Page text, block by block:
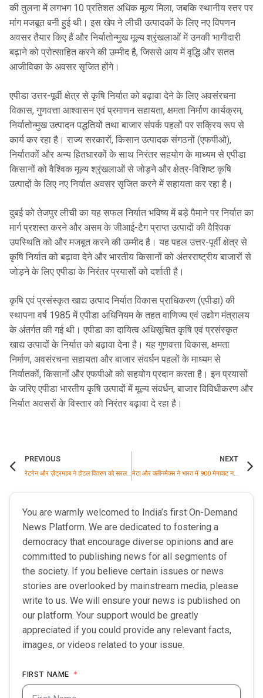
की तुलना में लगभग 10 प्रतिशत अधिक मूल्य मिला, जबकि स्थानीय स्तर पर
मांग मजबूत बनी हुई थी। इस खेप ने लीची उत्पादकों के लिए नए विपणन
अवसर तैयार किए हैं और निर्यातोन्मुख मूल्य श्रृंखलाओं में उनकी भागीदारी
बढ़ाने को प्रोत्साहित करने की उम्मीद है, जिससे आय में वृद्धि और सतत
आजीविका के अवसर सृजित होंगे।
एपीडा उत्तर-पूर्वी क्षेत्र से कृषि निर्यात को बढ़ावा देने के लिए अवसंरचना
विकास, गुणवत्ता आश्वासन एवं प्रमाणन सहायता, क्षमता निर्माण कार्यक्रम,
निर्यातोन्मुख उत्पादन पद्धतियों तथा बाजार संपर्क पहलों पर सक्रिय रूप से
कार्य कर रहा है। राज्य सरकारों, किसान उत्पादक संगठनों (एफपीओ),
निर्यातकों और अन्य हितधारकों के साथ निरंतर सहयोग के माध्यम से एपीडा
किसानों को वैश्विक मूल्य श्रृंखलाओं से जोड़ने और क्षेत्र-विशिष्ट कृषि
उत्पादों के लिए नए निर्यात अवसर सृजित करने में सहायता कर रहा है।
दुबई को तेजपुर लीची का यह सफल निर्यात भविष्य में बड़े पैमाने पर निर्यात का
मार्ग प्रशस्त करने और असम के जीआई-टैग प्राप्त उत्पादों की वैश्विक
उपस्थिति को और मजबूत करने की उम्मीद है। यह पहल उत्तर-पूर्वी क्षेत्र से
कृषि निर्यात को बढ़ावा देने और भारतीय किसानों को अंतरराष्ट्रीय बाजारों से
जोड़ने के लिए एपीडा के निरंतर प्रयासों को दर्शाती है।
कृषि एवं प्रसंस्कृत खाद्य उत्पाद निर्यात विकास प्राधिकरण (एपीडा) की
स्थापना वर्ष 1985 में एपीडा अधिनियम के तहत वाणिज्य एवं उद्योग मंत्रालय
के अंतर्गत की गई थी। एपीडा का दायित्व अधिसूचित कृषि एवं प्रसंस्कृत
खाद्य उत्पादों के निर्यात को बढ़ावा देना है। यह गुणवत्ता विकास, क्षमता
निर्माण, अवसंरचना सहायता और बाजार संवर्धन पहलों के माध्यम से
निर्यातकों, किसानों और एफपीओ को सहयोग प्रदान करता है। इन प्रयासों
के जरिए एपीडा भारतीय कृषि उत्पादों में मूल्य संवर्धन, बाजार विविधीकरण और
निर्यात अवसरों के विस्तार को निरंतर बढ़ावा दे रहा है।
PREVIOUS
रेटगेन और ज़ेंट्रमहब ने होटल वितरण को सरल बनाने के लिए रणनीतिक कनेक्टिविटी साझेदारी की घोषणा की
NEXT
मेटा और क्लीनमैक्स ने भारत में 900 मेगावाट नवीकरणीय ऊर्जा साझेदारी की घोषणा की
You are warmly welcomed to India’s first On-Demand
News Platform. We are dedicated to fostering a
democracy that encourage diverse opinions and are
committed to publishing news for all segments of
the society. If you believe certain issues or news
stories are overlooked by mainstream media, please
write to us. We will ensure your news is published on
our platform. Your support would be greatly
appreciated if you could provide any relevant facts,
images, or videos related to your issue.
FIRST NAME